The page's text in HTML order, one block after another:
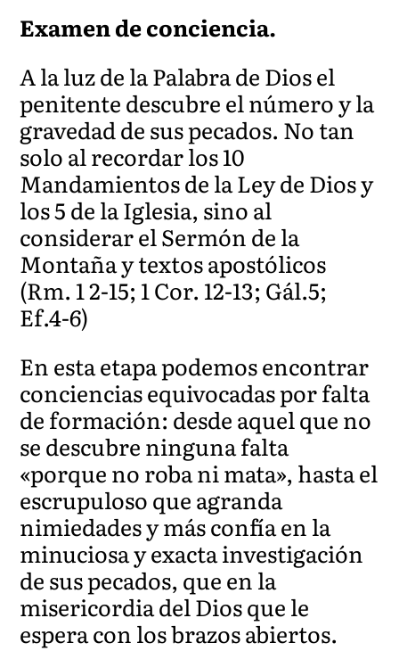
Examen de conciencia.
A la luz de la Palabra de Dios el
penitente descubre el número y la
gravedad de sus pecados. No tan
solo al recordar los 10
Mandamientos de la Ley de Dios y
los 5 de la Iglesia, sino al
considerar el Sermón de la
Montaña y textos apostólicos
(Rm. 1 2-15; 1 Cor. 12-13; Gál.5;
Ef.4-6)
En esta etapa podemos encontrar
conciencias equivocadas por falta
de formación: desde aquel que no
se descubre ninguna falta
«porque no roba ni mata», hasta el
escrupuloso que agranda
nimiedades y más confía en la
minuciosa y exacta investigación
de sus pecados, que en la
misericordia del Dios que le
espera con los brazos abiertos.